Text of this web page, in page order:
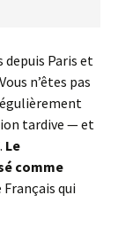
depuis Paris et
n’êtes pas
tardive — et
Le
comme
qui